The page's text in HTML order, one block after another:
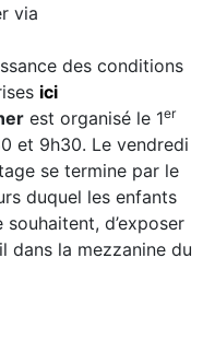
via
des conditions
ici
est organisé le 1er
et 9h30. Le vendredi
se termine par le
duquel les enfants
souhaitent, d’exposer
dans la mezzanine du